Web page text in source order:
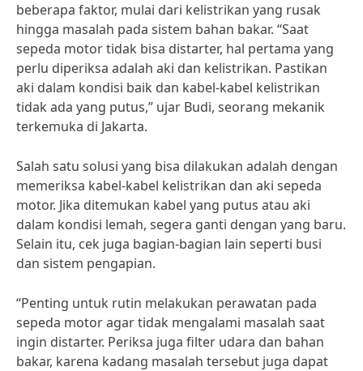
beberapa faktor, mulai dari kelistrikan yang rusak
hingga masalah pada sistem bahan bakar. “Saat
sepeda motor tidak bisa distarter, hal pertama yang
perlu diperiksa adalah aki dan kelistrikan. Pastikan
aki dalam kondisi baik dan kabel-kabel kelistrikan
tidak ada yang putus,” ujar Budi, seorang mekanik
terkemuka di Jakarta.
Salah satu solusi yang bisa dilakukan adalah dengan
memeriksa kabel-kabel kelistrikan dan aki sepeda
motor. Jika ditemukan kabel yang putus atau aki
dalam kondisi lemah, segera ganti dengan yang baru.
Selain itu, cek juga bagian-bagian lain seperti busi
dan sistem pengapian.
“Penting untuk rutin melakukan perawatan pada
sepeda motor agar tidak mengalami masalah saat
ingin distarter. Periksa juga filter udara dan bahan
bakar, karena kadang masalah tersebut juga dapat